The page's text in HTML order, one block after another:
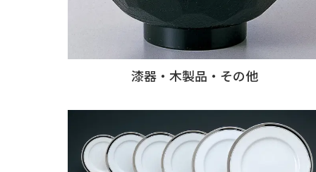
漆器・木製品・その他